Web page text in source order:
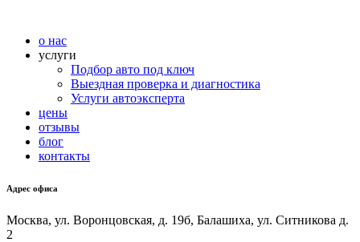
о нас
услуги
Подбор авто под ключ
Выездная проверка и диагностика
Услуги автоэксперта
цены
отзывы
блог
контакты
Адрес офиса
Москва, ул. Воронцовская, д. 19б, Балашиха, ул. Ситникова д.
2